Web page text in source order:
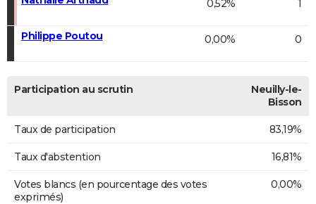
0,52% 1
Philippe Poutou 0,00% 0
Participation au scrutin
Neuilly-le-
Bisson
Taux de participation 83,19%
Taux d'abstention 16,81%
Votes blancs (en pourcentage des votes
exprimés)
0,00%